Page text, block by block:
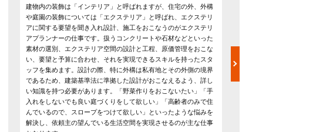
建物内の装飾は「インテリア」と呼ばれますが、住宅の外、外構
や庭園の装飾については「エクステリア」と呼ばれ、エクステリ
アに関する要望を聞き入れ設計、施工をおこなうのがエクステリ
アプランナーの仕事です。扱うコンクリートや石材などといった
素材の選別、エクステリア空間の設計と工程、原価管理をおこな
い、要望と予算に合わせ、それを実現できるスキルを持ったスタ
ッフを集めます。設計の際、特に外構は私有地とその外側の境界
であるため、建築基準法に準拠した設計がおこなえるよう、詳し
い知識を持つ必要があります。「野菜作りをおこないたい」「手
入れをしないでも良い庭づくりをして欲しい」「高齢者のみで住
んでいるので、スロープをつけて欲しい」といったような悩みを
解決し、依頼主の望んでいる生活空間を実現させるのが主な仕事